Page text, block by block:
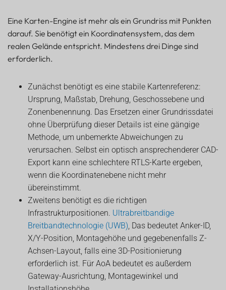
Eine Karten-Engine ist mehr als ein Grundriss mit Punkten
darauf. Sie benötigt ein Koordinatensystem, das dem
realen Gelände entspricht. Mindestens drei Dinge sind
erforderlich.
Zunächst benötigt es eine stabile Kartenreferenz:
Ursprung, Maßstab, Drehung, Geschossebene und
Zonenbenennung. Das Ersetzen einer Grundrissdatei
ohne Überprüfung dieser Details ist eine gängige
Methode, um unbemerkte Abweichungen zu
verursachen. Selbst ein optisch ansprechenderer CAD-
Export kann eine schlechtere RTLS-Karte ergeben,
wenn die Koordinatenebene nicht mehr
übereinstimmt.
Zweitens benötigt es die richtigen
Infrastrukturpositionen. Ultrabreitbandige
Breitbandtechnologie (UWB) , Das bedeutet Anker-ID,
X/Y-Position, Montagehöhe und gegebenenfalls Z-
Achsen-Layout, falls eine 3D-Positionierung
erforderlich ist. Für AoA bedeutet es außerdem
Gateway-Ausrichtung, Montagewinkel und